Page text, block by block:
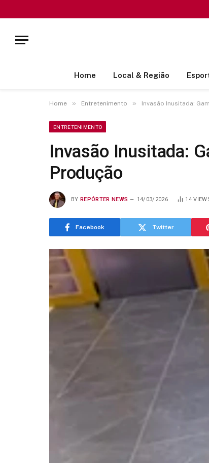
Home Local & Região
Home » Entretenimento » Invasão Inusitada:
ENTRETENIMENTO
Invasão Inusitada:
Produção
BY REPÓRTER NEWS 14/03/2026 14
Facebook Twitter